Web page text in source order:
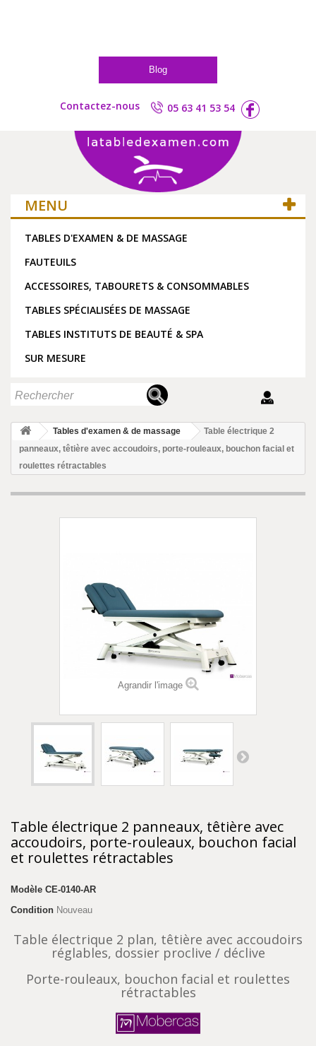
Blog
Contactez-nous 05 63 41 53 54
MENU
TABLES D'EXAMEN & DE MASSAGE
FAUTEUILS
ACCESSOIRES, TABOURETS & CONSOMMABLES
TABLES SPÉCIALISÉES DE MASSAGE
TABLES INSTITUTS DE BEAUTÉ & SPA
SUR MESURE
Tables d'examen & de massage
Table électrique 2
panneaux, têtière avec accoudoirs, porte-rouleaux, bouchon facial et
roulettes rétractables
Agrandir l'image
Table électrique 2 panneaux, têtière avec
accoudoirs, porte-rouleaux, bouchon facial
et roulettes rétractables
Modèle CE-0140-AR
Condition Nouveau
Table électrique 2 plan, têtière avec accoudoirs
réglables, dossier proclive / déclive
Porte-rouleaux, bouchon facial et roulettes
rétractables